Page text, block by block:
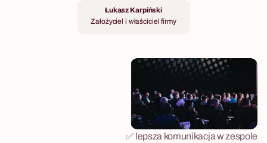
Łukasz Karpiński
Założyciel i właściciel firmy
✅ lepsza komunikacja w zespole